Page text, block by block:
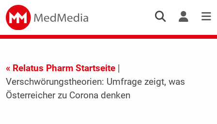
« Relatus Pharm Startseite|
Verschwörungstheorien: Umfrage zeigt, was
Österreicher zu Corona denken